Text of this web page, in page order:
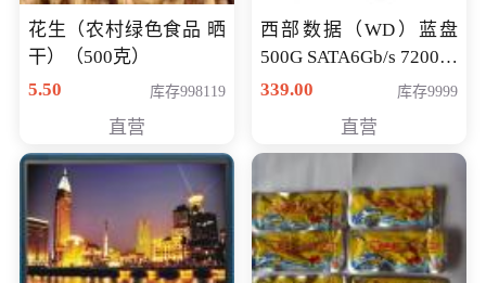
花生（农村绿色食品 晒
干）（500克）
5.50
库存998119
直营
西部数据（WD）蓝盘
500G SATA6Gb/s 7200转
16M 台式机硬盘
339.00 库存9999
直营